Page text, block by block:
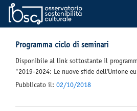
ULTIME NOVITA'
Programma ciclo di seminari
Disponibile al link sottostante il
"2019-2024: Le nuove sfide dell'Unione
Pubblicato il: 02/10/2018